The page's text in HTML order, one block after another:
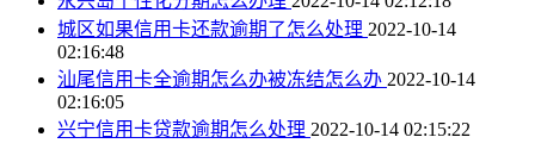
城区如果信用卡还款逾期了怎么处理 2022-10-14
02:16:48
汕尾信用卡全逾期怎么办被冻结怎么办 2022-10-14
02:16:05
兴宁信用卡贷款逾期怎么处理 2022-10-14 02:15:22